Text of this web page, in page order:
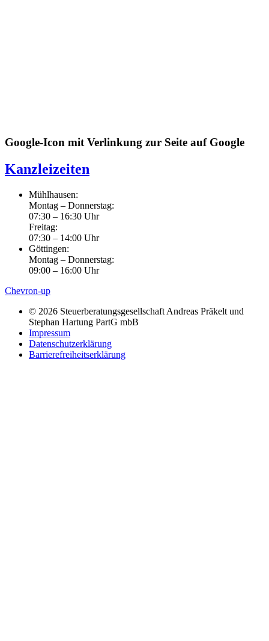
Google-Icon mit Verlinkung zur Seite auf Google
Kanzleizeiten
Mühlhausen:
Montag – Donnerstag:
07:30 – 16:30 Uhr
Freitag:
07:30 – 14:00 Uhr
Göttingen:
Montag – Donnerstag:
09:00 – 16:00 Uhr
Chevron-up
© 2026 Steuerberatungsgesellschaft Andreas Präkelt und
Stephan Hartung PartG mbB
Impressum
Datenschutzerklärung
Barrierefreiheitserklärung